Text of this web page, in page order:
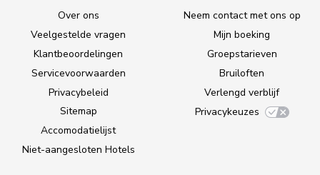
Over ons
Veelgestelde vragen
Klantbeoordelingen
Servicevoorwaarden
Privacybeleid
Sitemap
Accomodatielijst
Niet-aangesloten Hotels
Neem contact met ons op
Mijn boeking
Groepstarieven
Bruiloften
Verlengd verblijf
Privacykeuzes